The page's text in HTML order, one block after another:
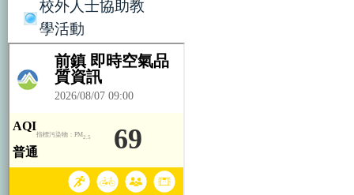
校外人士協助教
學活動